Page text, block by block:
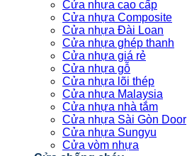
Cửa nhựa cao cấp
Cửa nhựa Composite
Cửa nhựa Đài Loan
Cửa nhựa ghép thanh
Cửa nhựa giá rẻ
Cửa nhựa gỗ
Cửa nhựa lõi thép
Cửa nhựa Malaysia
Cửa nhựa nhà tắm
Cửa nhựa Sài Gòn Door
Cửa nhựa Sungyu
Cửa vòm nhựa